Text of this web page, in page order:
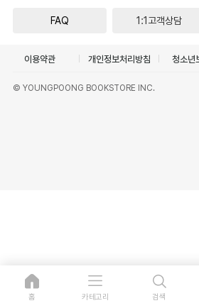
FAQ 1:1고객상담
이용약관 개인정보처리방침 청소년
© YOUNGPOONG BOOKSTORE INC.
홈 카테고리 검색